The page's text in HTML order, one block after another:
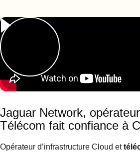
Jaguar Network,
Télécom fait confiance à
Opérateur d’infrastructure Cloud et